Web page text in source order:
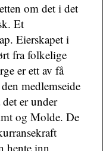
om det i det
Et
Eierskapet i
fra folkelige
er ett av få
medlemseide
er under
og Molde. De
hente inn